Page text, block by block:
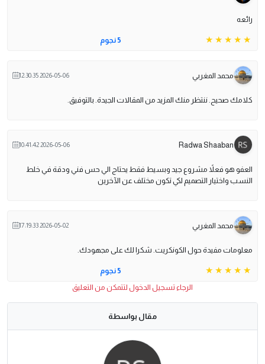
رائعه
5 نجوم
محمد المغربي 2026-05-06 12:30:35
كلامك صحيح. ننتظر منك المزيد من المقالات الجيدة. بالتوفيق.
Radwa Shaaban
2026-05-06 10:41:42
العفو هو فعلاً مشروع جيد وبسيط فقط يحتاج الي حس فني ودقة في خلط
النسب واختيار التصميم لكي تكون مختلف عن الآخرين
محمد المغربي 2026-05-02 17:19:33
معلومات مفيدة حول الكونكريت. شكرا لك على مجهودك.
5 نجوم
الرجاء تسجيل الدخول لتتمكن من التعليق
مقال بواسطة